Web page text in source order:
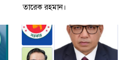
তারেক রহমান।